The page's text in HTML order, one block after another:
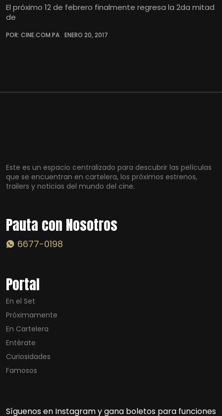
El próximo 12 de febrero finalmente regresa la 2da mitad
de
POR: CINE.COM.PA ENERO 20, 2017
Este es un espacio centralizado para descubrir las películas
que se encuentran en cartelera, los próximos estrenos,
trailers y noticias del mundo del cine.
Pauta con Nosotros
6677-0198
Portal
En el Set
Próximamente
En Cartelera
Entérate
Curiosidades
Famosos
Síguenos en Instagram y gana boletos para funciones